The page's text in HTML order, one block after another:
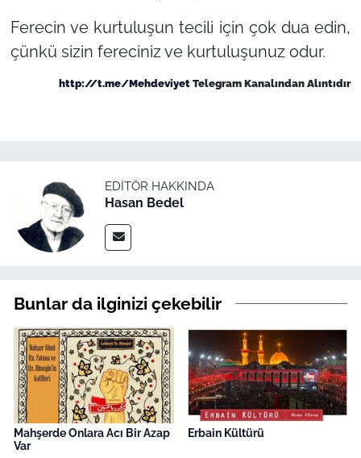
Ferecin ve kurtuluşun tecili için çok dua edin,
çünkü sizin fereciniz ve kurtuluşunuz odur.
http://t.me/Mehdeviyet Telegram Kanalından Alıntıdır
EDITÖR HAKKINDA
Hasan Bedel
Bunlar da ilginizi çekebilir
Mahşerde Onlara Acı Bir Azap
Var
Erbain Kültürü